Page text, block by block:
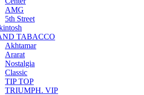
AMG
5th Street
TABACCO
Akhtamar
Ararat
Nostalgia
Classic
TIP TOP
TRIUMPH. VIP